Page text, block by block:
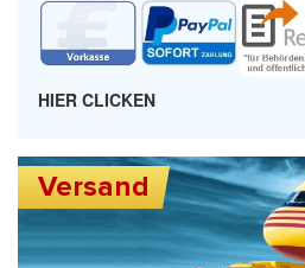
HIER CLICKEN
Versand